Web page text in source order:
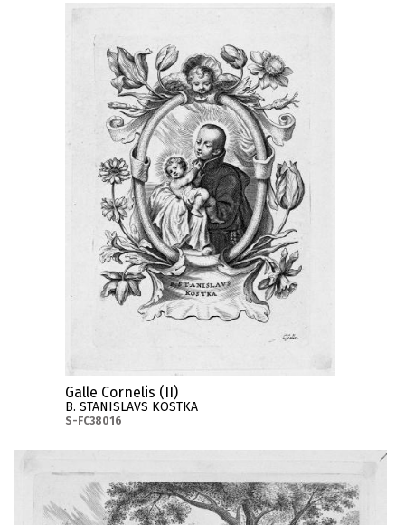
Galle Cornelis (II)
B. STANISLAVS KOSTKA
S-FC38016